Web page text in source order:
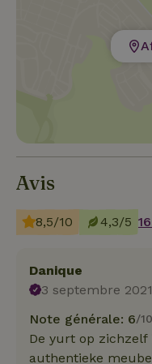
Avis
8,5/10 4,3/5
Danique
3 septembre 2021
Note générale: 6/10
De yurt op zichzelf
authentieke